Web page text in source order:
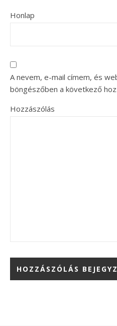
Honlap
A nevem, e-mail címem, és
böngészőben a következő
Hozzászólás